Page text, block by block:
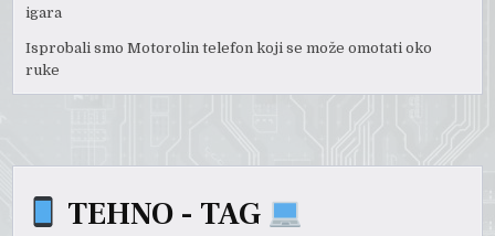
igara
Isprobali smo Motorolin telefon koji se može omotati oko
ruke
TEHNO - TAG